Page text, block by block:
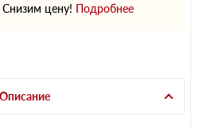
цену! Подробнее
Описание